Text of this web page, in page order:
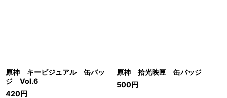
原神 キービジュアル 缶バッ
ジ Vol.6
420円
原神 拾光映匣 缶バッジ
500円